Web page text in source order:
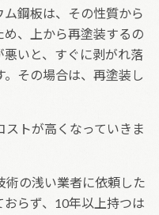
鋼板は、その性質から
、上から再塗装するの
いと、すぐに剥がれ落
その場合は、再塗装し
ストが高くなっていきま
術の浅い業者に依頼した
らず、10年以上持つは